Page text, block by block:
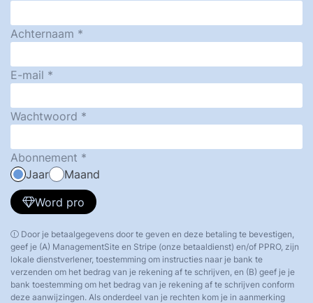
Achternaam
E-mail
Wachtwoord
Abonnement
Jaar
Maand
Word pro
Door je betaalgegevens door te geven en deze betaling te bevestigen,
geef je (A) ManagementSite en Stripe (onze betaaldienst) en/of PPRO, zijn
lokale dienstverlener, toestemming om instructies naar je bank te
verzenden om het bedrag van je rekening af te schrijven, en (B) geef je je
bank toestemming om het bedrag van je rekening af te schrijven conform
deze aanwijzingen. Als onderdeel van je rechten kom je in aanmerking